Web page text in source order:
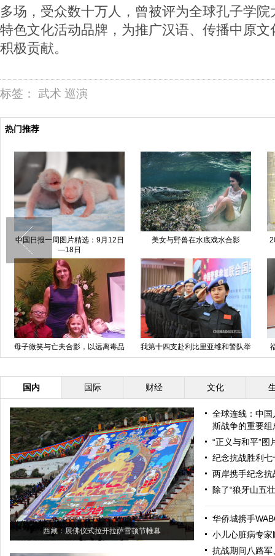
多场，受众数十万人，曾被评为全球孔子学
特色文化活动品牌，为推广汉语、传播中原
积极贡献。
标签： 武术 巡演
热门推荐
中国日报一周图片精选：9月12日
—18日
美女与野兽在水底戏水合影
母子微笑与亡夫合影，以远离毒品
我第十四支赴利比里亚维和警队举
行出征仪式
国内 国际 财经 文化
西藏：展佛仪式拉开拉萨雪顿节帷幕
全球连线：中
斯战争的重要组
“正义与和平”图
纪念抗战胜利
两岸携手纪念
除了“狼牙山五
华侨城携手
小儿心脏病专家
抗战期间八路